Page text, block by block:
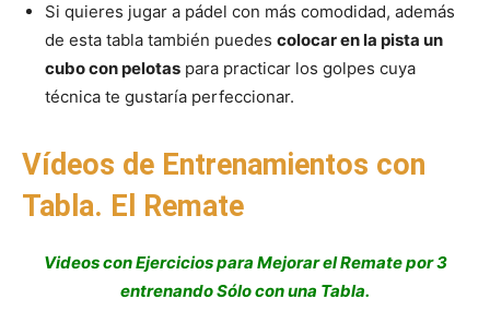
Si quieres jugar a pádel con más comodidad, además
de esta tabla también puedes colocar en la pista un
cubo con pelotas para practicar los golpes cuya
técnica te gustaría perfeccionar.
Vídeos de Entrenamientos con
Tabla. El Remate
Videos con Ejercicios para Mejorar el Remate por 3
entrenando Sólo con una Tabla.